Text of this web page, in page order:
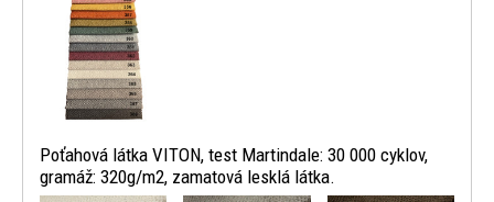
Poťahová látka VITON, test Martindale: 30 000 cyklov,
gramáž: 320g/m2, zamatová lesklá látka.